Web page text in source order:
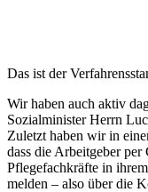
Das ist der
Wir haben auch aktiv
Sozialminister Herrn
Zuletzt haben wir in
dass die Arbeitgeber
Pflegefachkräfte in
melden – also über die